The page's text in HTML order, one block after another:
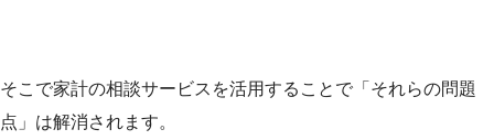
そこで家計の相談サービスを活用することで「それらの問題
点」は解消されます。